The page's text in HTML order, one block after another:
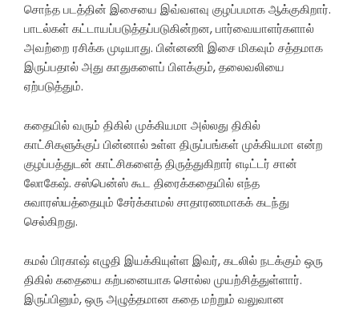
சொந்த படத்தின் இசையை இவ்வளவு குழப்பமாக ஆக்குகிறார்.
பாடல்கள் கட்டாயப்படுத்தப்படுகின்றன, பார்வையாளர்களால்
அவற்றை ரசிக்க முடியாது. பின்னணி இசை மிகவும் சத்தமாக
இருப்பதால் அது காதுகளைப் பிளக்கும், தலைவலியை
ஏற்படுத்தும்.
கதையில் வரும் திகில் முக்கியமா அல்லது திகில்
காட்சிகளுக்குப் பின்னால் உள்ள திருப்பங்கள் முக்கியமா என்ற
குழப்பத்துடன் காட்சிகளைத் திருத்துகிறார் எடிட்டர் சான்
லோகேஷ். சஸ்பென்ஸ் கூட திரைக்கதையில் எந்த
சுவாரஸ்யத்தையும் சேர்க்காமல் சாதாரணமாகக் கடந்து
செல்கிறது.
கமல் பிரகாஷ் எழுதி இயக்கியுள்ள இவர், கடலில் நடக்கும் ஒரு
திகில் கதையை கற்பனையாக சொல்ல முயற்சித்துள்ளார்.
இருப்பினும், ஒரு அழுத்தமான கதை மற்றும் வலுவான